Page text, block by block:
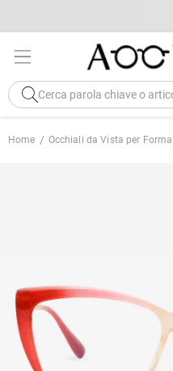
Home Occhiali da Vista per Forma